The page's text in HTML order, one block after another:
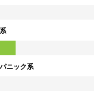
ニック系